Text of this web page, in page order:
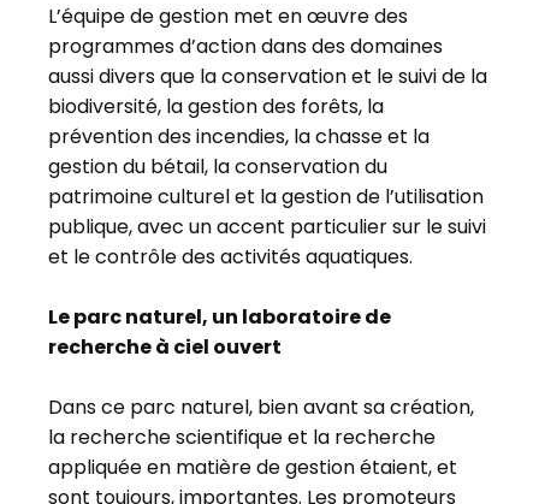
L’équipe de gestion met en œuvre des
programmes d’action dans des domaines
aussi divers que la conservation et le suivi de la
biodiversité, la gestion des forêts, la
prévention des incendies, la chasse et la
gestion du bétail, la conservation du
patrimoine culturel et la gestion de l’utilisation
publique, avec un accent particulier sur le suivi
et le contrôle des activités aquatiques.
Le parc naturel, un laboratoire de
recherche à ciel ouvert
Dans ce parc naturel, bien avant sa création,
la recherche scientifique et la recherche
appliquée en matière de gestion étaient, et
sont toujours, importantes. Les promoteurs